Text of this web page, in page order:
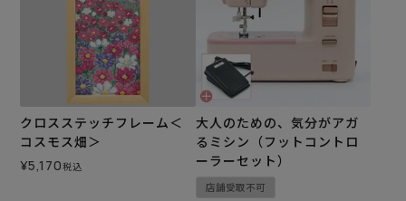
クロスステッチフレーム＜
コスモス畑＞
¥5,170税込
大人のための、気分がアガ
るミシン（フットコントロ
ーラーセット）
店舗受取不可